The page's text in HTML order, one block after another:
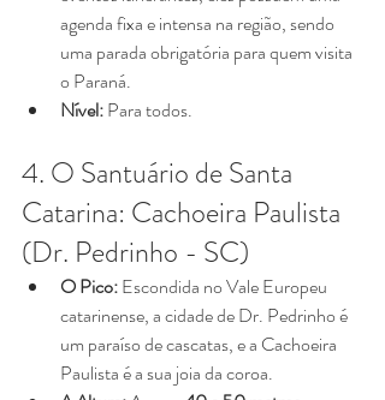
agenda fixa e intensa na região, sendo
uma parada obrigatória para quem visita
o Paraná.
Nível: Para todos.
4. O Santuário de Santa
Catarina: Cachoeira Paulista
(Dr. Pedrinho - SC)
O Pico: Escondida no Vale Europeu
catarinense, a cidade de Dr. Pedrinho é
um paraíso de cascatas, e a Cachoeira
Paulista é a sua joia da coroa.